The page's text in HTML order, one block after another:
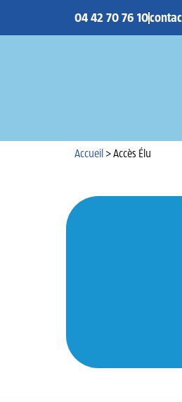
04 42 70 76 10
Accueil
Accueil >Accès Élu